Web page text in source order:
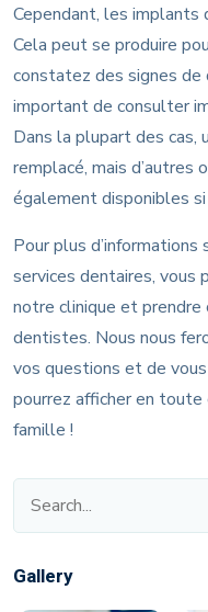
Cependant, les implants
Cela peut se produire
constatez des signes de
important de consulter
Dans la plupart des
remplacé, mais
également disponibles si
Pour plus d’informations
services dentaires, vous
notre clinique et
dentistes. Nous nous
vos questions et de
pourrez afficher en
famille !
Gallery